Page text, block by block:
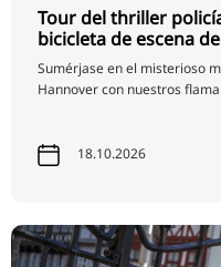
Tour del thriller
bicicleta de escena
Sumérjase en el misterioso
Hannover con nuestros
18.10.2026